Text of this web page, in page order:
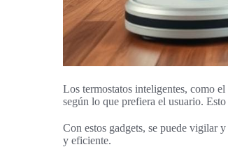
Los termostatos inteligentes, como
según lo que prefiera el usuario.
Con estos gadgets, se puede vigilar
y eficiente.